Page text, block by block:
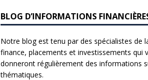
BLOG D’INFORMATIONS
Notre blog est tenu par des spécialistes de
finance, placements et investissements qui
donneront régulièrement des informations
thématiques.